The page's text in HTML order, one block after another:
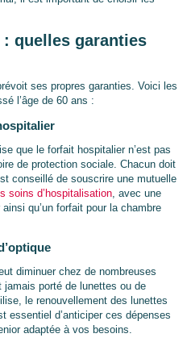
quelles garanties
ses propres garanties. Voici les
l’âge de 60 ans :
que le forfait hospitalier n’est pas
de protection sociale. Chacun doit
conseillé de souscrire une mutuelle
soins d’hospitalisation, avec une
qu’un forfait pour la chambre
diminuer chez de nombreuses
jamais porté de lunettes ou de
le renouvellement des lunettes
essentiel d’anticiper ces dépenses
adaptée à vos besoins.